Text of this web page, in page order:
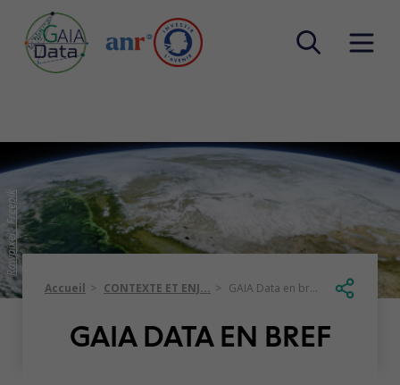
Warning: Trying to access array offset on false in
/home/dataterra/codeprod/htdocs/content/themes/data-
gaia/resources/helpers/PostHelper.php
on line306
Rawpixel - Freepik
Accueil CONTEXTE ET ENJ... GAIA Data en br...
GAIA DATA EN BREF